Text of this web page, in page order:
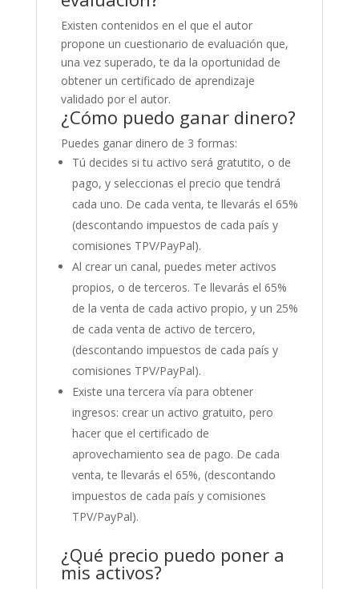
Existen contenidos en el que el autor
propone un cuestionario de evaluación que,
una vez superado, te da la oportunidad de
obtener un certificado de aprendizaje
validado por el autor.
¿Cómo puedo ganar dinero?
Puedes ganar dinero de 3 formas:
Tú decides si tu activo será gratutito, o de
pago, y seleccionas el precio que tendrá
cada uno. De cada venta, te llevarás el 65%
(descontando impuestos de cada país y
comisiones TPV/PayPal).
Al crear un canal, puedes meter activos
propios, o de terceros. Te llevarás el 65%
de la venta de cada activo propio, y un 25%
de cada venta de activo de tercero,
(descontando impuestos de cada país y
comisiones TPV/PayPal).
Existe una tercera vía para obtener
ingresos: crear un activo gratuito, pero
hacer que el certificado de
aprovechamiento sea de pago. De cada
venta, te llevarás el 65%, (descontando
impuestos de cada país y comisiones
TPV/PayPal).
¿Qué precio puedo poner a
mis activos?